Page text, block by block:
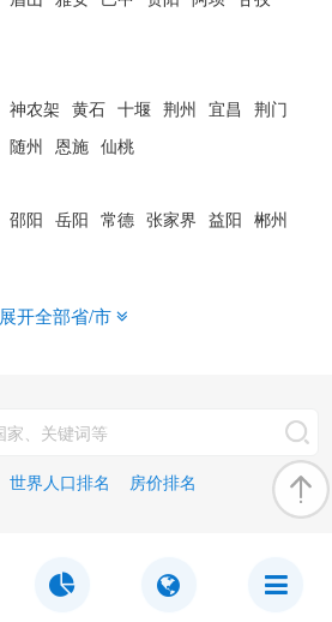
神农架 黄石 十堰 荆州 宜昌 荆门
随州 恩施 仙桃
邵阳 岳阳 常德 张家界 益阳 郴州
展开全部省/市
世界人口排名 房价排名